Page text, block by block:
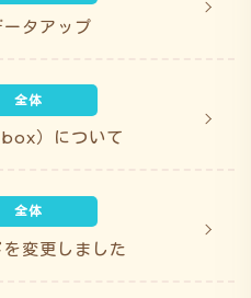
タアップ
）について
変更しました